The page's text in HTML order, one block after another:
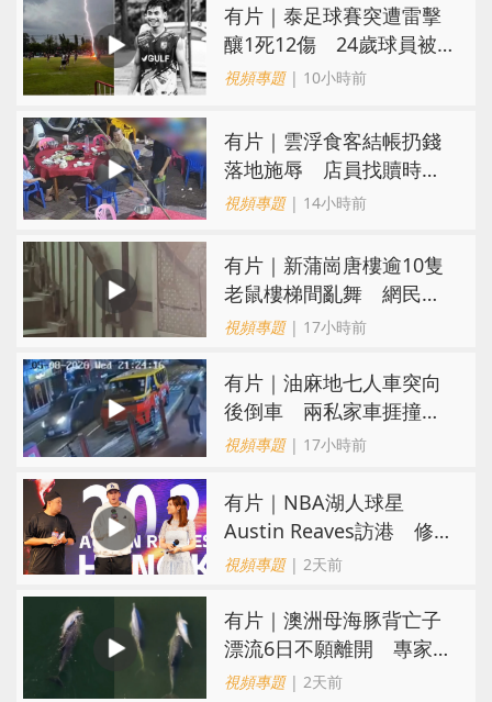
有片｜泰足球賽突遭雷擊
釀1死12傷 24歲球員被
閃電劈中亡
視頻專題| 10小時前
​有片｜雲浮食客結帳扔錢
落地施辱 店員找贖時還
施彼身獲老闆肯定
視頻專題| 14小時前
有片｜新蒲崗唐樓逾10隻
老鼠樓梯間亂舞 網民嚇
親：每次經過都要好大勇
視頻專題| 17小時前
有片｜油麻地七人車突向
後倒車 兩私家車捱撞
司機不顧而去
視頻專題| 17小時前
有片｜NBA湖人球星
Austin Reaves訪港 修
頓與青少年交流球技
視頻專題| 2天前
有片｜澳洲母海豚背亡子
漂流6日不願離開 專家：
極度悲傷下的哀悼行為
視頻專題| 2天前